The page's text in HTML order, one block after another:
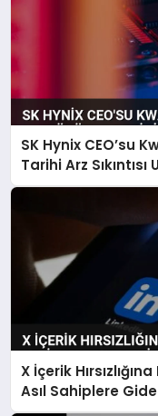
SK Hynix CEO’su
Tarihi Arz Sıkıntısı
X İçerik
Asıl Sahiplere